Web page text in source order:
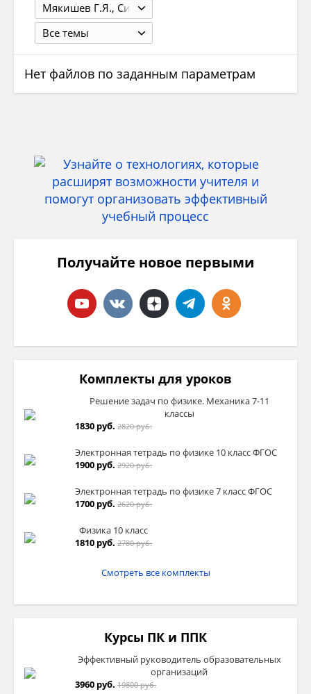
Мякишев Г.Я., Синяков A3. Физика. Оптика. Квантовая физика. Углубленный уровень. ДРОФА
Все темы
Нет файлов по заданным параметрам
Получайте новое первыми
Комплекты для уроков
Решение задач по физике. Механика 7-11
классы
1830 руб. 2820 руб.
Электронная тетрадь по физике 10 класс ФГОС
1900 руб. 2920 руб.
Электронная тетрадь по физике 7 класс ФГОС
1700 руб. 2620 руб.
Физика 10 класс
1810 руб. 2780 руб.
Смотреть все комплекты
Курсы ПК и ППК
Эффективный руководитель образовательных
организаций
3960 руб. 19800 руб.